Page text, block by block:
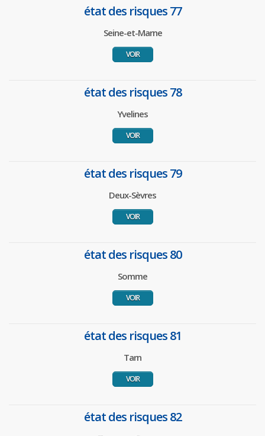
état des risques 77
Seine-et-Marne
VOIR
état des risques 78
Yvelines
VOIR
état des risques 79
Deux-Sèvres
VOIR
état des risques 80
Somme
VOIR
état des risques 81
Tarn
VOIR
état des risques 82